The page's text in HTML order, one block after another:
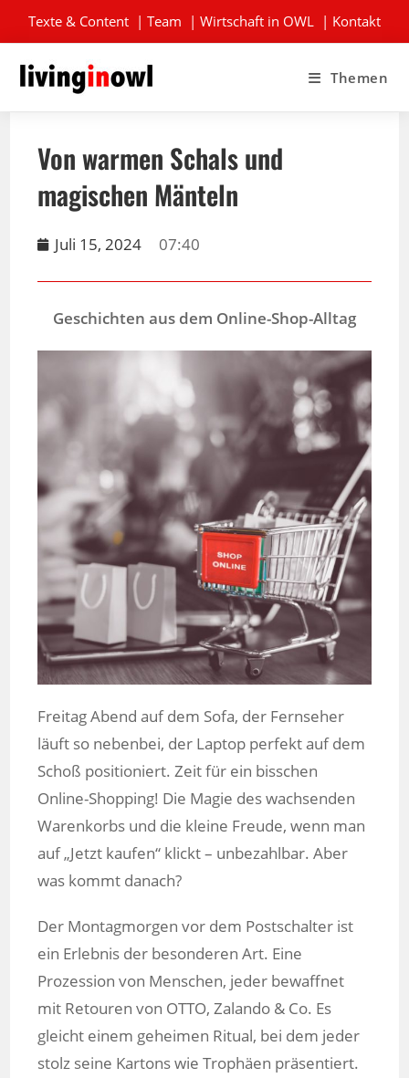
Texte & Content | Team | Wirtschaft in OWL | Kontakt
Themen
Von warmen Schals und
magischen Mänteln
Juli 15, 2024 07:40
Geschichten aus dem Online-Shop-Alltag
Freitag Abend auf dem Sofa, der Fernseher
läuft so nebenbei, der Laptop perfekt auf dem
Schoß positioniert. Zeit für ein bisschen
Online-Shopping! Die Magie des wachsenden
Warenkorbs und die kleine Freude, wenn man
auf „Jetzt kaufen“ klickt – unbezahlbar. Aber
was kommt danach?
Der Montagmorgen vor dem Postschalter ist
ein Erlebnis der besonderen Art. Eine
Prozession von Menschen, jeder bewaffnet
mit Retouren von OTTO, Zalando & Co. Es
gleicht einem geheimen Ritual, bei dem jeder
stolz seine Kartons wie Trophäen präsentiert.